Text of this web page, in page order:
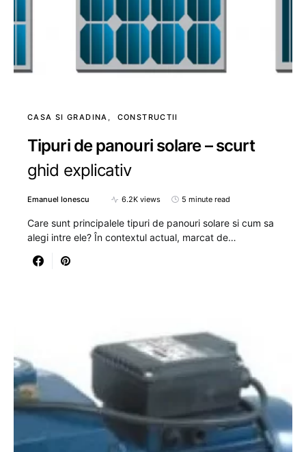
CASA SI GRADINA CONSTRUCTII
Tipuri de panouri solare – scurt
ghid explicativ
Emanuel Ionescu 6.2K views 5 minute read
Care sunt principalele tipuri de panouri solare si cum sa
alegi intre ele? În contextul actual, marcat de…